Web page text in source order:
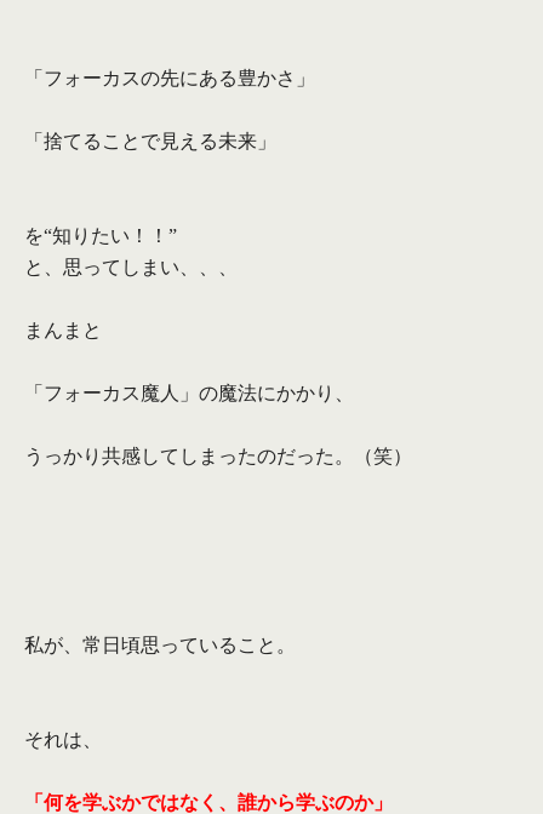
「フォーカスの先にある豊かさ」
「捨てることで見える未来」
を“知りたい！！”
と、思ってしまい、、、
まんまと
「フォーカス魔人」の魔法にかかり、
うっかり共感してしまったのだった。（笑）
私が、常日頃思っていること。
それは、
「何を学ぶかではなく、誰から学ぶのか」